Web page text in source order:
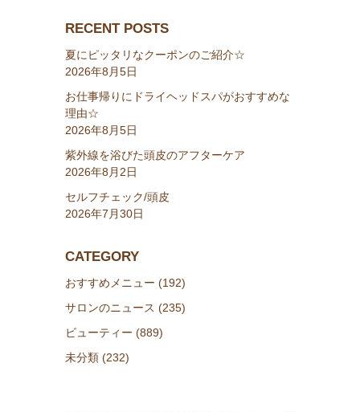
RECENT POSTS
夏にピッタリなクーポンのご紹介☆
2026年8月5日
お仕事帰りにドライヘッドスパがおすすめな
理由☆
2026年8月5日
紫外線を浴びた頭皮のアフターケア
2026年8月2日
セルフチェック/頭皮
2026年7月30日
CATEGORY
おすすめメニュー (192)
サロンのニュース (235)
ビューティー (889)
未分類 (232)